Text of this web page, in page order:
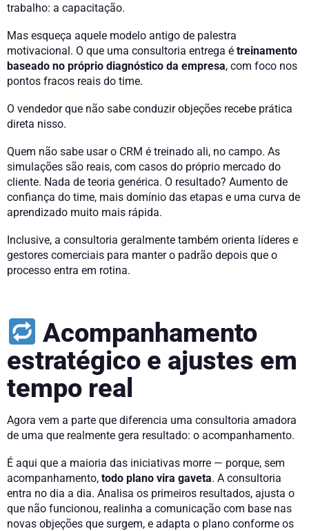
trabalho: a capacitação.
Mas esqueça aquele modelo antigo de palestra
motivacional. O que uma consultoria entrega é treinamento
baseado no próprio diagnóstico da empresa, com foco nos
pontos fracos reais do time.
O vendedor que não sabe conduzir objeções recebe prática
direta nisso.
Quem não sabe usar o CRM é treinado ali, no campo. As
simulações são reais, com casos do próprio mercado do
cliente. Nada de teoria genérica. O resultado? Aumento de
confiança do time, mais domínio das etapas e uma curva de
aprendizado muito mais rápida.
Inclusive, a consultoria geralmente também orienta líderes e
gestores comerciais para manter o padrão depois que o
processo entra em rotina.
Acompanhamento
estratégico e ajustes em
tempo real
Agora vem a parte que diferencia uma consultoria amadora
de uma que realmente gera resultado: o acompanhamento.
É aqui que a maioria das iniciativas morre — porque, sem
acompanhamento, todo plano vira gaveta. A consultoria
entra no dia a dia. Analisa os primeiros resultados, ajusta o
que não funcionou, realinha a comunicação com base nas
novas objeções que surgem, e adapta o plano conforme os